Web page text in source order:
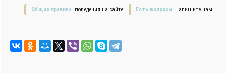
Есть вопросы. Напишите нам.
Общие правила поведения на сайте.